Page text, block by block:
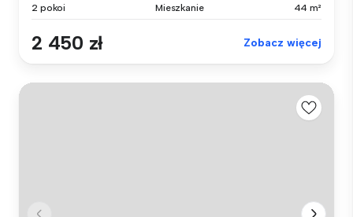
2 pokoi Mieszkanie 44 m²
2 450 zł Zobacz więcej